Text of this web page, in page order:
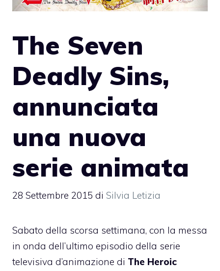
The Seven
Deadly Sins,
annunciata
una nuova
serie animata
28 Settembre 2015 di Silvia Letizia
Sabato della scorsa settimana, con la messa
in onda dell’ultimo episodio della serie
televisiva d’animazione di The Heroic